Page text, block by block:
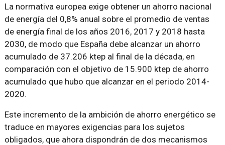
La normativa europea exige obtener un ahorro nacional
de energía del 0,8% anual sobre el promedio de ventas
de energía final de los años 2016, 2017 y 2018 hasta
2030, de modo que España debe alcanzar un ahorro
acumulado de 37.206 ktep al final de la década, en
comparación con el objetivo de 15.900 ktep de ahorro
acumulado que hubo que alcanzar en el periodo 2014-
2020.
Este incremento de la ambición de ahorro energético se
traduce en mayores exigencias para los sujetos
obligados, que ahora dispondrán de dos mecanismos